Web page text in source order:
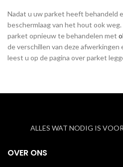
Nadat u uw parket heeft behandeld
beschermlaag van het hout ook
parket opnieuw te behandelen met
de verschillen van deze afwerkingen
leest u op de pagina over parket
ALLES WAT NODIG IS
OVER ONS